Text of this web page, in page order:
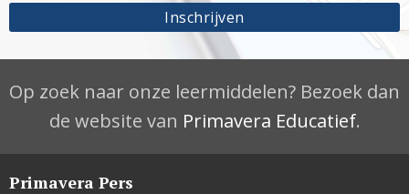
Op zoek naar onze leermiddelen? Bezoek dan
de website van Primavera Educatief.
Primavera Pers